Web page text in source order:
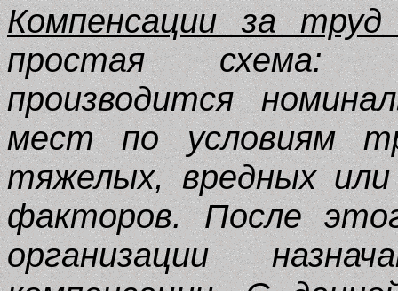
Компенсации за
простая схема:
производится
мест по условиям
тяжелых, вредных или
факторов. После
организации